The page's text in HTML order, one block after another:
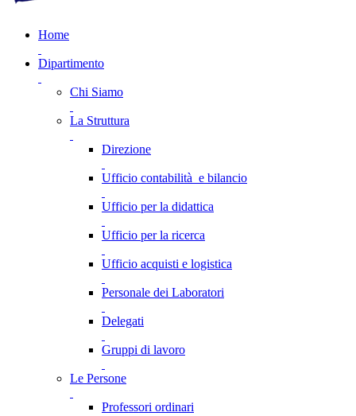
Home
Dipartimento
Chi Siamo
La Struttura
Direzione
Ufficio contabilità e bilancio
Ufficio per la didattica
Ufficio per la ricerca
Ufficio acquisti e logistica
Personale dei Laboratori
Delegati
Gruppi di lavoro
Le Persone
Professori ordinari